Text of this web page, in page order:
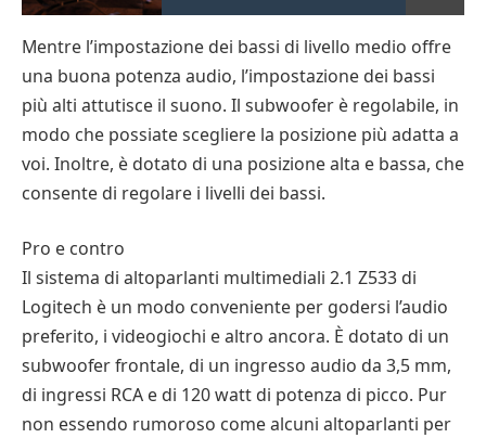
Mentre l’impostazione dei bassi di livello medio offre
una buona potenza audio, l’impostazione dei bassi
più alti attutisce il suono. Il subwoofer è regolabile, in
modo che possiate scegliere la posizione più adatta a
voi. Inoltre, è dotato di una posizione alta e bassa, che
consente di regolare i livelli dei bassi.
Pro e contro
Il sistema di altoparlanti multimediali 2.1 Z533 di
Logitech è un modo conveniente per godersi l’audio
preferito, i videogiochi e altro ancora. È dotato di un
subwoofer frontale, di un ingresso audio da 3,5 mm,
di ingressi RCA e di 120 watt di potenza di picco. Pur
non essendo rumoroso come alcuni altoparlanti per